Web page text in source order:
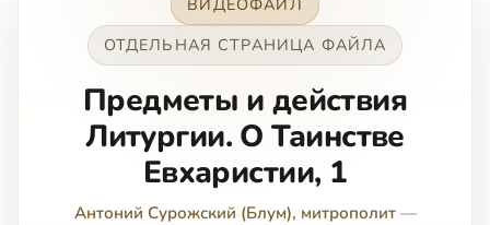
ОТДЕЛЬНАЯ СТРАНИЦА ФАЙЛА
Предметы и действия
Литургии. О Таинстве
Евхаристии, 1
Антоний Сурожский (Блум), митрополит—